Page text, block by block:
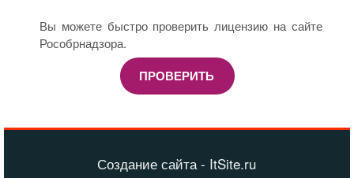
Вы можете быстро проверить лицензию на сайте
Рособрнадзора.
ПРОВЕРИТЬ
Создание сайта - ItSite.ru